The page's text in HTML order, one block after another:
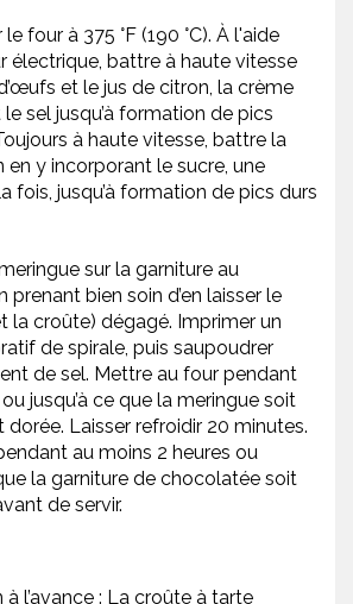
le four à 375 °F (190 °C). À l'aide
électrique, battre à haute vitesse
et le jus de citron, la crème
sel jusqu’à formation de pics
à haute vitesse, battre la
en y incorporant le sucre, une
fois, jusqu’à formation de pics durs
sur la garniture au
prenant bien soin d’en laisser le
la croûte) dégagé. Imprimer un
de spirale, puis saupoudrer
de sel. Mettre au four pendant
jusqu’à ce que la meringue soit
dorée. Laisser refroidir 20 minutes.
au moins 2 heures ou
la garniture de chocolatée soit
de servir.
à l’avance : La croûte à tarte